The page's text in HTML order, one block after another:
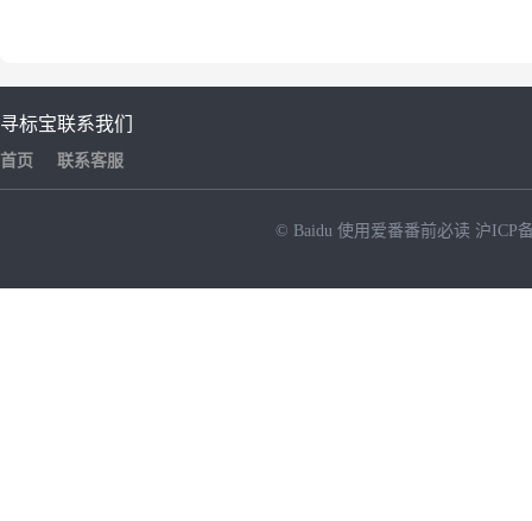
寻标宝
首页
联系我们
联系客服
© Baidu 使用爱番番前必读 沪ICP